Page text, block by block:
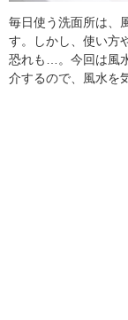
毎日使う洗面所は、
す。しかし、使い方
恐れも…。今回は風
介するので、風水を